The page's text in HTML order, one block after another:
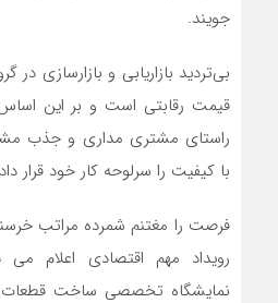
جویند.
بی‌تردید بازاریابی و بازارسازی در
قیمت رقابتی است و بر این
راستای مشتری مداری و جذب
با کیفیت را سرلوحه کار خود قرار
فرصت را مغتنم شمرده مراتب
رویداد مهم اقتصادی اعلام می
نمایشگاه تخصصی ساخت